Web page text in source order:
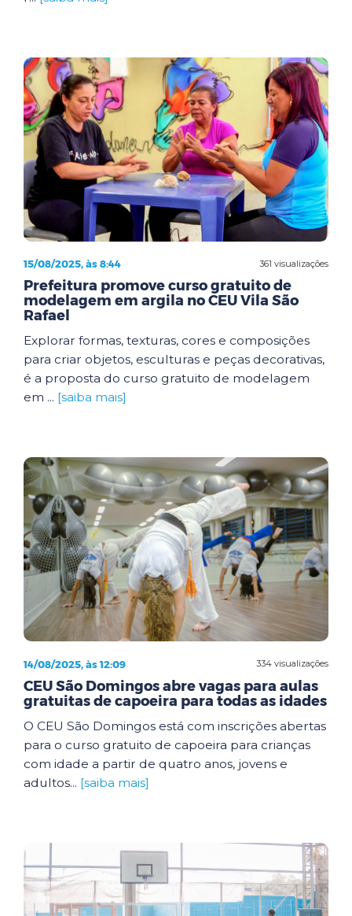
361 visualizações
15/08/2025, às 8:44
Prefeitura promove curso gratuito de
modelagem em argila no CEU Vila São
Rafael
Explorar formas, texturas, cores e composições
para criar objetos, esculturas e peças decorativas,
é a proposta do curso gratuito de modelagem
em ... [saiba mais]
334 visualizações
14/08/2025, às 12:09
CEU São Domingos abre vagas para aulas
gratuitas de capoeira para todas as idades
O CEU São Domingos está com inscrições abertas
para o curso gratuito de capoeira para crianças
com idade a partir de quatro anos, jovens e
adultos... [saiba mais]